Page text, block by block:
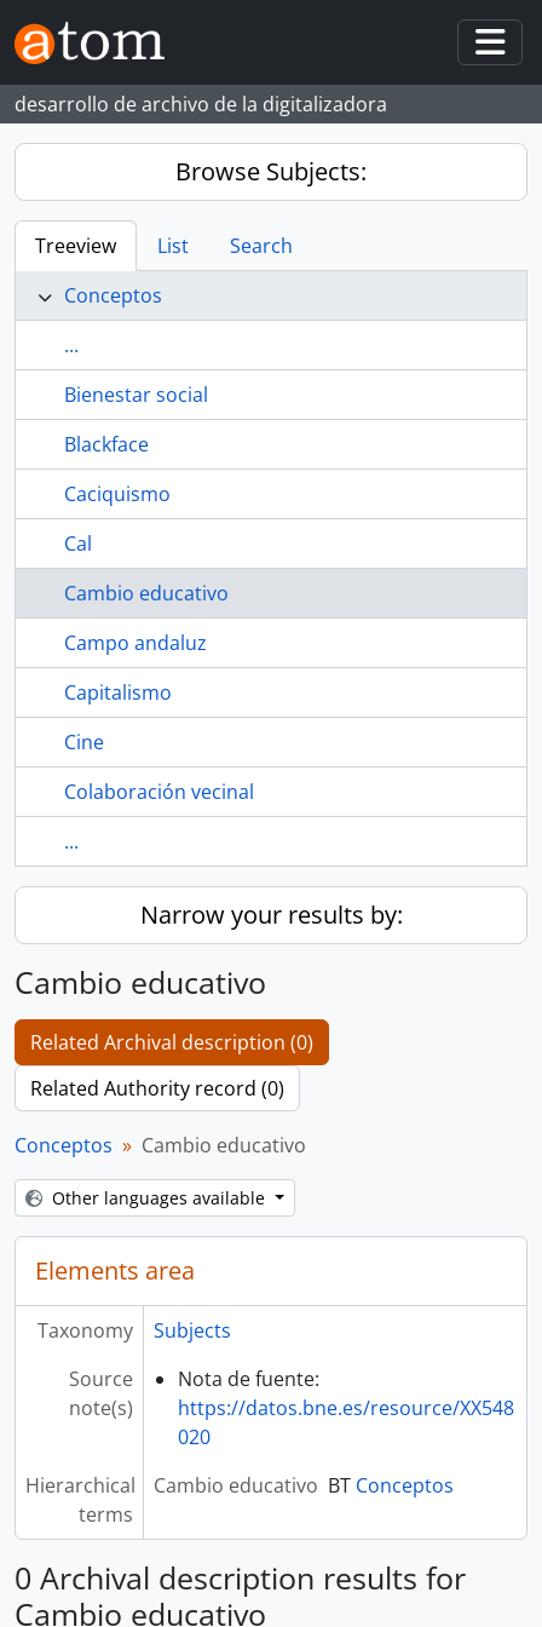
Skip to main content
desarrollo de archivo de la digitalizadora
Browse Subjects:
Treeview List
Search
Conceptos
...
Bienestar social
Blackface
Caciquismo
Cal
Cambio educativo
Campo andaluz
Capitalismo
Cine
Colaboración vecinal
...
Narrow your results by:
Cambio educativo
Related Archival description (0)
Related Authority record (0)
Conceptos Cambio educativo
Other languages available
Elements area
Taxonomy
Subjects
Source
note(s)
Nota de fuente:
https://datos.bne.es/resource/XX548
020
Hierarchical
terms
Cambio educativo BT Conceptos
0 Archival description results for
Cambio educativo